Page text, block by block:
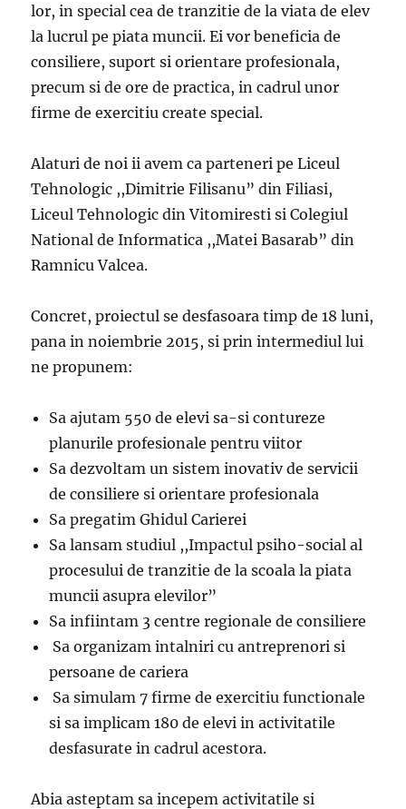
lor, in special cea de tranzitie de la viata de elev
la lucrul pe piata muncii. Ei vor beneficia de
consiliere, suport si orientare profesionala,
precum si de ore de practica, in cadrul unor
firme de exercitiu create special.
Alaturi de noi ii avem ca parteneri pe Liceul
Tehnologic ,,Dimitrie Filisanu” din Filiasi,
Liceul Tehnologic din Vitomiresti si Colegiul
National de Informatica ,,Matei Basarab” din
Ramnicu Valcea.
Concret, proiectul se desfasoara timp de 18 luni,
pana in noiembrie 2015, si prin intermediul lui
ne propunem:
Sa ajutam 550 de elevi sa-si contureze
planurile profesionale pentru viitor
Sa dezvoltam un sistem inovativ de servicii
de consiliere si orientare profesionala
Sa pregatim Ghidul Carierei
Sa lansam studiul ,,Impactul psiho-social al
procesului de tranzitie de la scoala la piata
muncii asupra elevilor”
Sa infiintam 3 centre regionale de consiliere
Sa organizam intalniri cu antreprenori si
persoane de cariera
Sa simulam 7 firme de exercitiu functionale
si sa implicam 180 de elevi in activitatile
desfasurate in cadrul acestora.
Abia asteptam sa incepem activitatile si